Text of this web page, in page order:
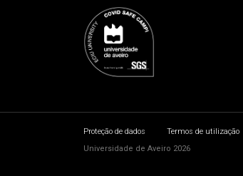
Proteção de dados Termos de utilização
Universidade de Aveiro 2026